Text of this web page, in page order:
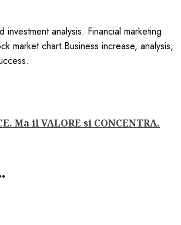
Ma il VALORE si CONCENTRA.